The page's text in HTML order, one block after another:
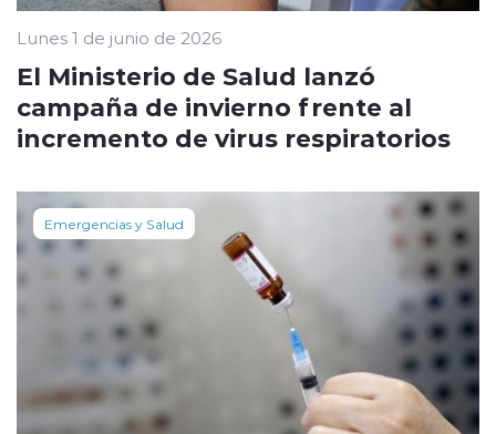
Lunes 1 de junio de 2026
El Ministerio de Salud lanzó
campaña de invierno frente al
incremento de virus respiratorios
Emergencias y Salud